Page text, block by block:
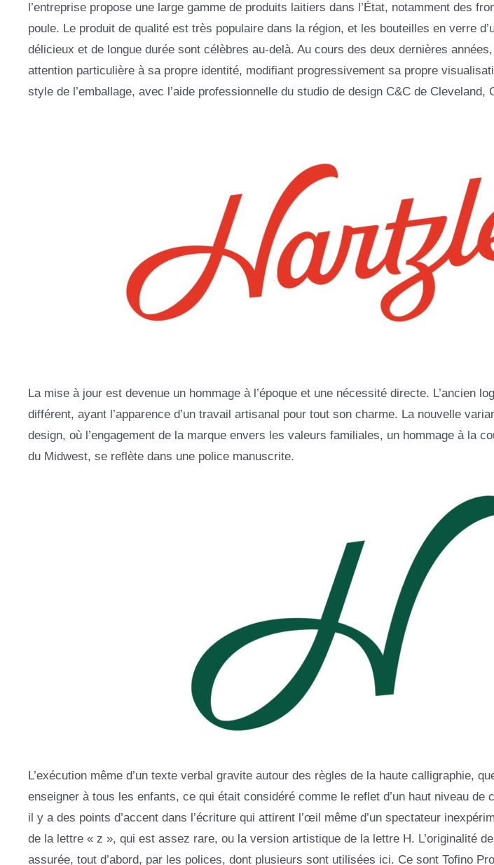
l’entreprise propose une large gamme de produits laitiers dans l’État, notamment des
poule. Le produit de qualité est très populaire dans la région, et les bouteilles en verre
délicieux et de longue durée sont célèbres au-delà. Au cours des deux dernières
attention particulière à sa propre identité, modifiant progressivement sa propre
style de l’emballage, avec l’aide professionnelle du studio de design C&C de Cleveland,
La mise à jour est devenue un hommage à l’époque et une nécessité directe. L’ancien
différent, ayant l’apparence d’un travail artisanal pour tout son charme. La nouvelle
design, où l’engagement de la marque envers les valeurs familiales, un hommage à la
du Midwest, se reflète dans une police manuscrite.
L’exécution même d’un texte verbal gravite autour des règles de la haute calligraphie,
enseigner à tous les enfants, ce qui était considéré comme le reflet d’un haut niveau de
il y a des points d’accent dans l’écriture qui attirent l’œil même d’un spectateur
de la lettre « z », qui est assez rare, ou la version artistique de la lettre H. L’originalité
assurée, tout d’abord, par les polices, dont plusieurs sont utilisées ici. Ce sont Tofino